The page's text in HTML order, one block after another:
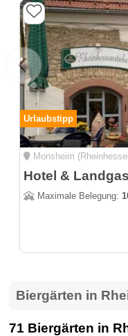
Urlaubstipp
Monsheim
Hotel &
Maximale Belegung:
Biergärten in
71 Biergärten in